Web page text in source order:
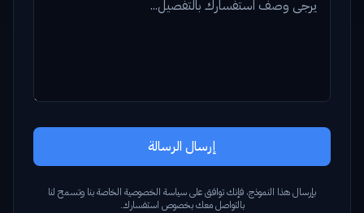
إرسال الرسالة
بإرسال هذا النموذج، فإنك توافق على سياسة الخصوصية الخاصة بنا وتسمح لنا
بالتواصل معك بخصوص استفسارك.